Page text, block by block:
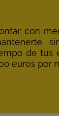
con
de tus
euros por